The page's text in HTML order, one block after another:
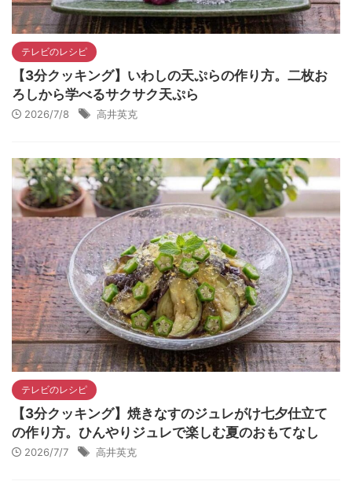
テレビのレシピ
【3分クッキング】いわしの天ぷらの作り方。二枚お
ろしから学べるサクサク天ぷら
2026/7/8 高井英克
テレビのレシピ
【3分クッキング】焼きなすのジュレがけ七夕仕立て
の作り方。ひんやりジュレで楽しむ夏のおもてなし
2026/7/7 高井英克